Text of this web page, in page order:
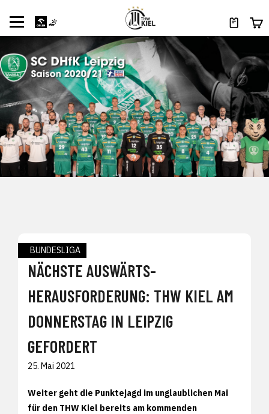
BUNDESLIGA
NÄCHSTE AUSWÄRTS-
HERAUSFORDERUNG: THW KIEL AM
DONNERSTAG IN LEIPZIG
GEFORDERT
25. Mai 2021
Weiter geht die Punktejagd im unglaublichen Mai
für den THW Kiel bereits am kommenden